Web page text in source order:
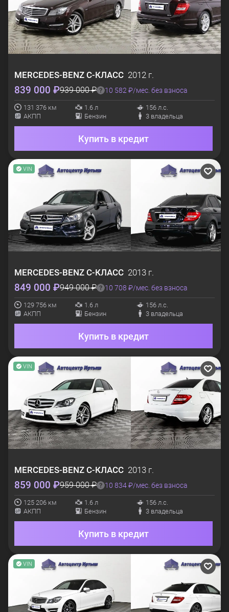
MERCEDES-BENZ C-КЛАСС 2012 г.
839 000 ₽939 000 ₽ 10 582 ₽/мес. без взноса
131 376 км 1.6 л
156 л.с.
АКПП
Бензин 3 владельца
Купить в кредит
VIN
MERCEDES-BENZ C-КЛАСС 2013 г.
849 000 ₽949 000 ₽ 10 708 ₽/мес. без взноса
129 756 км 1.6 л
156 л.с.
АКПП
Бензин 3 владельца
Купить в кредит
VIN
MERCEDES-BENZ C-КЛАСС 2013 г.
859 000 ₽959 000 ₽ 10 834 ₽/мес. без взноса
125 206 км 1.6 л
156 л.с.
АКПП
Бензин 3 владельца
Купить в кредит
VIN